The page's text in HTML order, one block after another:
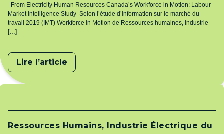
From Electricity Human Resources Canada’s Workforce in Motion: Labour
Market Intelligence Study Selon l’étude d’information sur le marché du
travail 2019 (IMT) Workforce in Motion de Ressources humaines, Industrie
[…]
Lire l’article
Ressources Humains, Industrie Électrique du